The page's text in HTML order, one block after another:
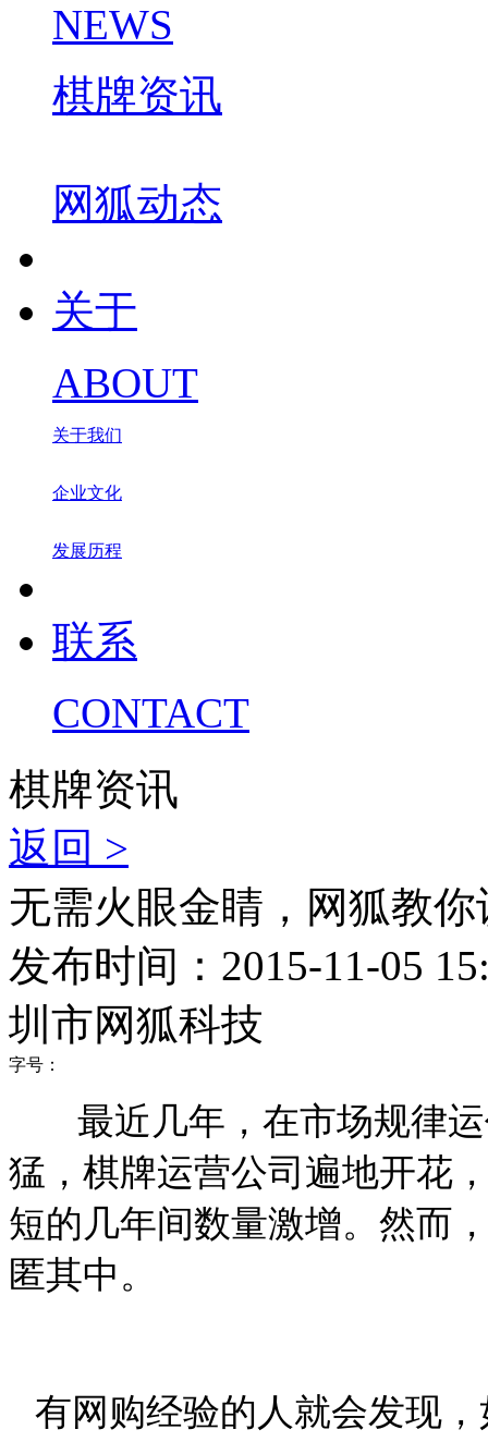
NEWS
棋牌资讯
网狐动态
关于
ABOUT
关于我们
企业文化
发展历程
联系
CONTACT
棋牌资讯
返回 >
无需火眼金睛，网狐教
发布时间：2015-11-05
圳市网狐科技
字号：
最近几年，在市场规律运
猛，棋牌运营公司遍地开花
短的几年间数量激增。然而
匿其中。
有网购经验的人就会发现